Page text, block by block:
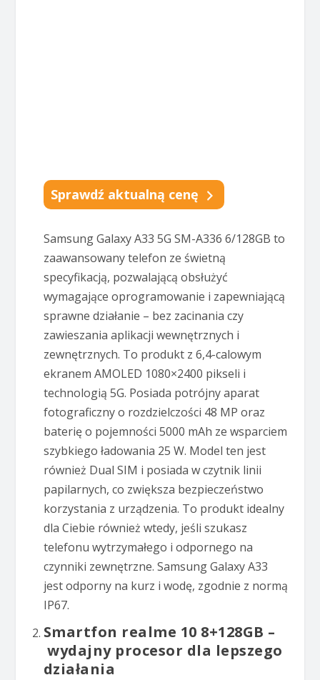
Sprawdź aktualną cenę
Samsung Galaxy A33 5G SM-A336 6/128GB to
zaawansowany telefon ze świetną
specyfikacją, pozwalającą obsłużyć
wymagające oprogramowanie i zapewniającą
sprawne działanie – bez zacinania czy
zawieszania aplikacji wewnętrznych i
zewnętrznych. To produkt z 6,4-calowym
ekranem AMOLED 1080×2400 pikseli i
technologią 5G. Posiada potrójny aparat
fotograficzny o rozdzielczości 48 MP oraz
baterię o pojemności 5000 mAh ze wsparciem
szybkiego ładowania 25 W. Model ten jest
również Dual SIM i posiada w czytnik linii
papilarnych, co zwiększa bezpieczeństwo
korzystania z urządzenia. To produkt idealny
dla Ciebie również wtedy, jeśli szukasz
telefonu wytrzymałego i odpornego na
czynniki zewnętrzne. Samsung Galaxy A33
jest odporny na kurz i wodę, zgodnie z normą
IP67.
Smartfon realme 10 8+128GB –
wydajny procesor dla lepszego
działania